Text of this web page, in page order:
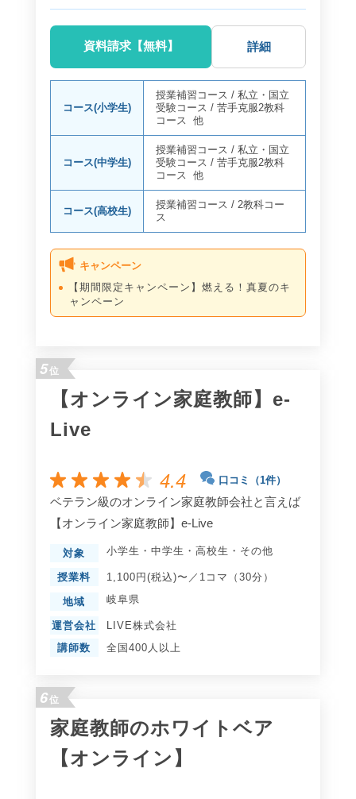
資料請求【無料】 詳細
コース(小学生)
授業補習コース /私立・国立
受験コース /苦手克服2教科
コース
他
コース(中学生)
授業補習コース /私立・国立
受験コース /苦手克服2教科
コース
他
コース(高校生)
授業補習コース /2教科コー
ス
キャンペーン
【期間限定キャンペーン】燃える！真夏のキ
ャンペーン
5位
【オンライン家庭教師】e-
Live
4.4 口コミ（1件）
ベテラン級のオンライン家庭教師会社と言えば
【オンライン家庭教師】e-Live
対象 小学生 ・ 中学生 ・ 高校生 ・ その他
授業料 1,100円(税込)〜／1コマ（30分）
地域 岐阜県
運営会社
LIVE株式会社
講師数
全国400人以上
6位
家庭教師のホワイトベア
【オンライン】